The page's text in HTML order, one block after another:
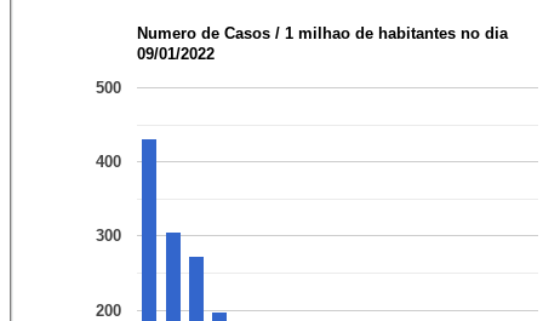
Numero de Casos / 1 milhao de habitantes no dia
09/01/2022
200
300
400
500